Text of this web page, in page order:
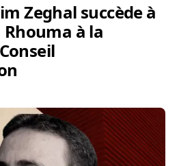
Zeghal succède à
à la